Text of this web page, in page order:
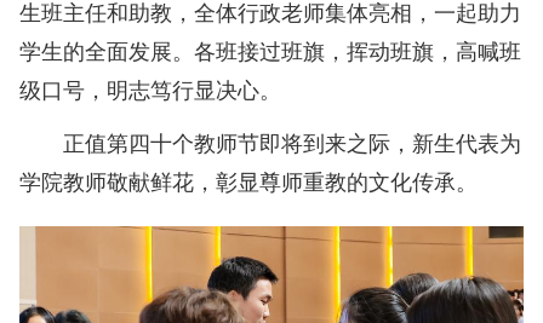
生班主任和助教，全体行政老师集体亮相，一起助力
学生的全面发展。各班接过班旗，挥动班旗，高喊班
级口号，明志笃行显决心。
正值第四十个教师节即将到来之际，新生代表为
学院教师敬献鲜花，彰显尊师重教的文化传承。